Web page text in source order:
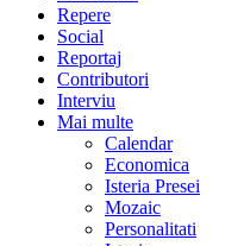
Repere
Social
Reportaj
Contributori
Interviu
Mai multe
Calendar
Economica
Isteria Presei
Mozaic
Personalitati